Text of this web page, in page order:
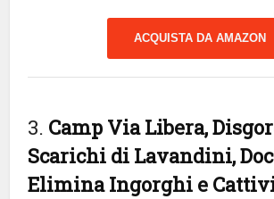
ACQUISTA DA AMAZON
3. Camp Via Libera,
Scarichi di Lavandini,
Elimina Ingorghi e